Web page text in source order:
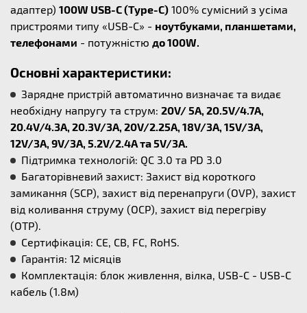
адаптер) 100W USB-C (Type-C) 100% сумісний з усіма
пристроями типу «USB-C» - ноутбуками, планшетами,
телефонами - потужністю до 100W.
Основні характеристики:
Зарядне пристрій автоматично визначає та видає
необхідну напругу та струм: 20V/ 5A, 20.5V/4.7A,
20.4V/4.3A, 20.3V/3A, 20V/2.25A, 18V/3A, 15V/3A,
12V/3A, 9V/3A, 5.2V/2.4A та 5V/3A.
Підтримка технологій: QC 3.0 та PD 3.0
Багаторівневий захист: Захист від короткого
замикання (SCP), захист від перенапруги (OVP), захист
від коливання струму (OCP), захист від перегріву
(OTP).
Сертифікація: CE, CB, FC, RoHS.
Гарантія: 12 місяців
Комплектація: блок живлення, вілка, USB-C - USB-C
кабель (1.8м)